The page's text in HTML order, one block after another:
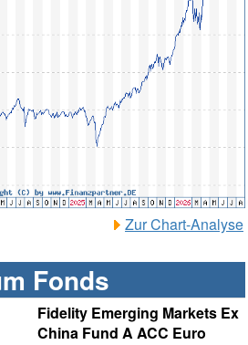
Zur Chart-Analyse
Fonds
Fidelity Emerging Markets Ex
China Fund A ACC Euro